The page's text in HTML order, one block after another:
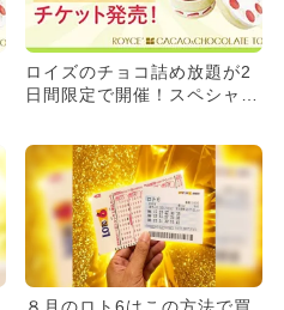
ロイズのチョコ詰め放題が2
日間限定で開催！スペシャル